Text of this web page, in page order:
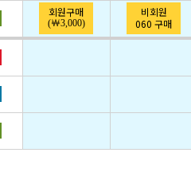
회원구매
(￦3,000)
비회원
060 구매